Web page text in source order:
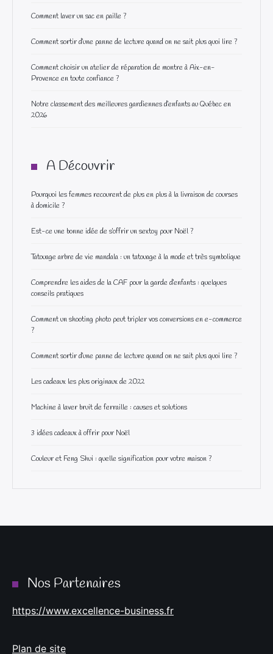
Comment laver un sac en paille ?
Comment sortir d’une panne de lecture quand on ne sait plus quoi lire ?
Comment choisir un atelier de réparation de montre à Aix-en-
Provence en toute confiance ?
Notre classement des meilleures gardiennes d’enfants au Québec en
2026
A Découvrir
Pourquoi les femmes recourent de plus en plus à la livraison de courses
à domicile ?
Est-ce une bonne idée de s’offrir un sextoy pour Noël ?
Tatouage arbre de vie mandala : un tatouage à la mode et très symbolique
Comprendre les aides de la CAF pour la garde d’enfants : quelques
conseils pratiques
Comment un shooting photo peut tripler vos conversions en e-commerce
?
Comment sortir d’une panne de lecture quand on ne sait plus quoi lire ?
Les cadeaux les plus originaux de 2022
Machine à laver bruit de ferraille : causes et solutions
3 idées cadeaux à offrir pour Noël
Couleur et Feng Shui : quelle signification pour votre maison ?
Nos Partenaires
https://www.excellence-business.fr
Plan de site